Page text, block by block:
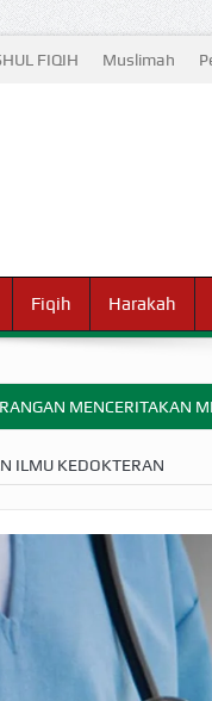
FIQIH Muslimah
Fiqih Harakah
MENCERITAKAN
MEMBAYAR ZAKAT UANG?
ISTIDLAL SYAR’I
ZAKAT KEPADA
ILMU KEDOKTERAN